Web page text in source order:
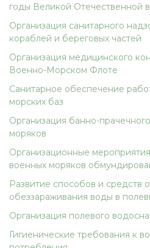
годы Великой Отечественной
Организация санитарного
кораблей и береговых частей
Организация медицинского
Военно-Морском Флоте
Санитарное обеспечение
морских баз
Организация банно-
моряков
Организационные
военных моряков
Развитие способов и средств
обеззараживания воды в
Организация полевого
Гигиенические требования к